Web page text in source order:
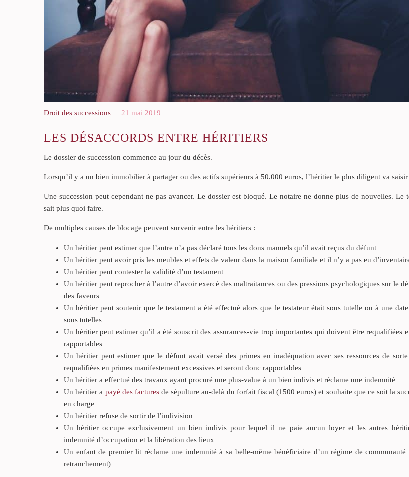
Droit des successions 21 mai 2019
LES DÉSACCORDS ENTRE HÉRITIERS
Le dossier de succession commence au jour du décès.
Lorsqu’il y a un bien immobilier à partager ou des actifs supérieurs à 50.000 euros, l’héritier le plus diligent va
Une succession peut cependant ne pas avancer. Le dossier est bloqué. Le notaire ne donne plus de nouvelles. Le
sait plus quoi faire.
De multiples causes de blocage peuvent survenir entre les héritiers :
Un héritier peut estimer que l’autre n’a pas déclaré tous les dons manuels qu’il avait reçus du défunt
Un héritier peut avoir pris les meubles et effets de valeur dans la maison familiale et il n’y a pas eu
Un héritier peut contester la validité d’un testament
Un héritier peut reprocher à l’autre d’avoir exercé des maltraitances ou des pressions psychologiques sur le
des faveurs
Un héritier peut soutenir que le testament a été effectué alors que le testateur était sous tutelle ou à une
sous tutelles
Un héritier peut estimer qu’il a été souscrit des assurances-vie trop importantes qui doivent être requalifiées
rapportables
Un héritier peut estimer que le défunt avait versé des primes en inadéquation avec ses ressources de sorte
requalifiées en primes manifestement excessives et seront donc rapportables
Un héritier a effectué des travaux ayant procuré une plus-value à un bien indivis et réclame une indemnité
Un héritier a payé des facturesde sépulture au-delà du forfait fiscal (1500 euros) et souhaite que ce soit la
en charge
Un héritier refuse de sortir de l’indivision
Un héritier occupe exclusivement un bien indivis pour lequel il ne paie aucun loyer et les autres
indemnité d’occupation et la libération des lieux
Un enfant de premier lit réclame une indemnité à sa belle-même bénéficiaire d’un régime de
retranchement)